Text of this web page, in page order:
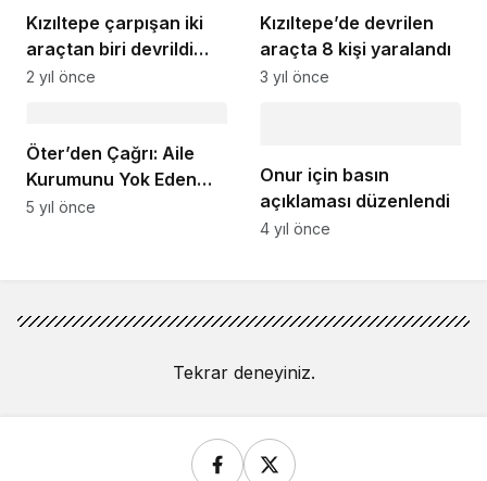
Kızıltepe çarpışan iki
araçtan biri devrildi
sürücüler yaralandı
2 yıl önce
Kızıltepe’de devrilen
araçta 8 kişi yaralandı
3 yıl önce
Öter’den Çağrı: Aile
Kurumunu Yok Eden
Yasalar Kaldırılsın
5 yıl önce
Onur için basın
açıklaması düzenlendi
4 yıl önce
Tekrar deneyiniz.